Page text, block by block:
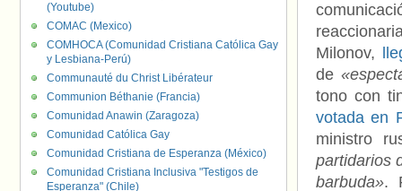
Milonov,
de
tono con
votada en
ministro
partidarios
barbuda».
(Youtube)
COMAC (Mexico)
COMHOCA (Comunidad Cristiana Católica Gay
y Lesbiana-Perú)
Communauté du Christ Libérateur
Communion Béthanie (Francia)
Comunidad Anawin (Zaragoza)
Comunidad Católica Gay
Comunidad Cristiana de Esperanza (México)
Comunidad Cristiana Inclusiva "Testigos de
Esperanza" (Chile)